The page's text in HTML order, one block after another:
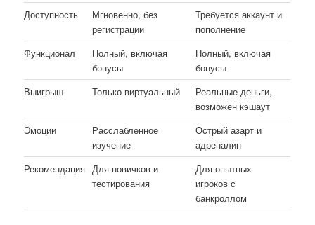
Доступность
Мгновенно, без
регистрации
Требуется аккаунт и
пополнение
Функционал
Полный, включая
бонусы
Полный, включая
бонусы
Выигрыш
Только виртуальный
Реальные деньги,
возможен кэшаут
Эмоции
Расслабленное
изучение
Острый азарт и
адреналин
Рекомендация Для новичков и
тестирования
Для опытных
игроков с
банкроллом